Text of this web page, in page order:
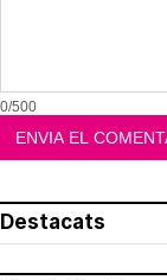
0/500
Destacats